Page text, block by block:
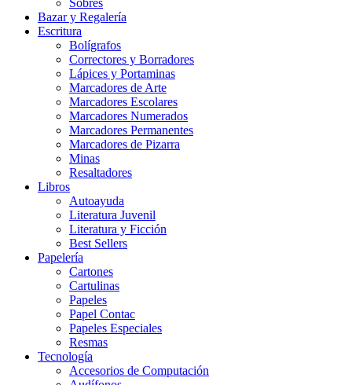
Bazar y Regalería
Escritura
Bolígrafos
Correctores y Borradores
Lápices y Portaminas
Marcadores de Arte
Marcadores Escolares
Marcadores Numerados
Marcadores Permanentes
Marcadores de Pizarra
Minas
Resaltadores
Libros
Autoayuda
Literatura Juvenil
Literatura y Ficción
Best Sellers
Papelería
Cartones
Cartulinas
Papeles
Papel Contac
Papeles Especiales
Resmas
Tecnología
Accesorios de Computación